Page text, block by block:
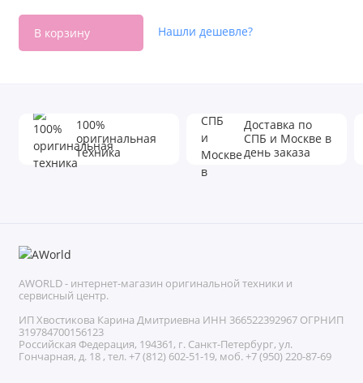
В корзину Нашли дешевле?
100%
оригинальная
техника
Доставка по
СПБ и Москве в
день заказа
AWORLD - интернет-магазин оригинальной техники и
сервисный центр.
ИП Хвостикова Карина Дмитриевна ИНН 366522392967 ОГРНИП
319784700156123
Российская Федерация, 194361, г. Санкт-Петербург, ул.
Гончарная, д. 18 , тел. +7 (812) 602-51-19, моб. +7 (950) 220-87-69